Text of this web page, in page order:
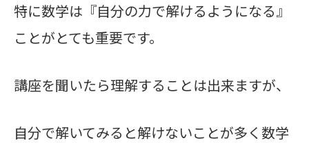
特に数学は『自分の力で解けるようになる』
ことがとても重要です。
講座を聞いたら理解することは出来ますが、
自分で解いてみると解けないことが多く数学